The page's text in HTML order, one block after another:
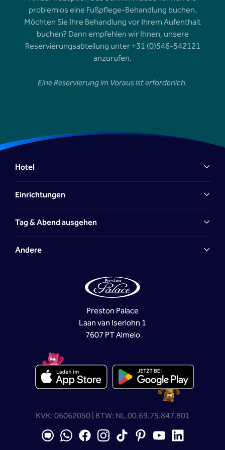
problemlos eine Fußpflege-Behandlung buchen.
Möchten Sie Ihre Behandlung vor Ihrem Aufenthalt
buchen? Dann empfehlen wir Ihnen, unsere
Reservierungsabteilung unter +31 (0)546-542121
anzurufen.
Eine Reservierung im Voraus ist erforderlich.
Hotel
Einrichtungen
Tag & Abend ausgehen
Andere
Preston Palace
Laan van Iserlohn 1
7607 PT Almelo
KVK: 06062050 | BTW: NL.00.69.75.847.B01